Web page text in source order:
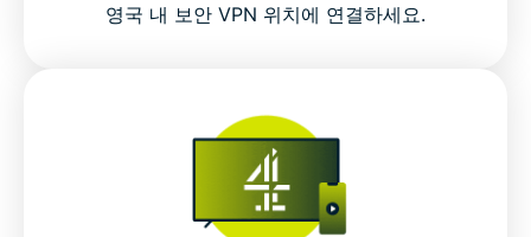
영국 내 보안 VPN 위치에 연결하세요.